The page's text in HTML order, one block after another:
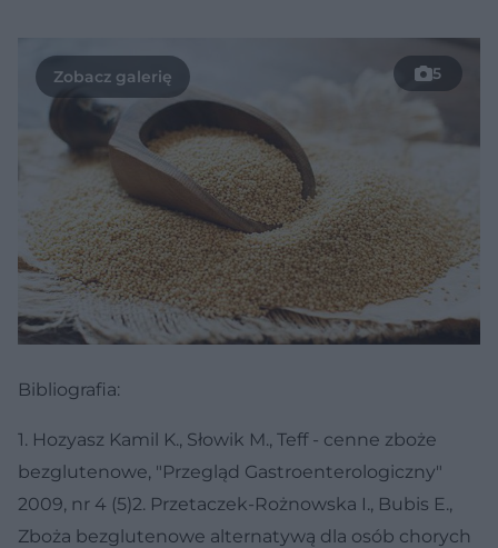
5
Bibliografia:
1. Hozyasz Kamil K., Słowik M., Teff - cenne zboże
bezglutenowe, "Przegląd Gastroenterologiczny"
2009, nr 4 (5)2. Przetaczek-Rożnowska I., Bubis E.,
Zboża bezglutenowe alternatywą dla osób chorych